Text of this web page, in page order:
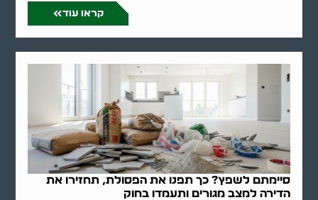
קראו עוד
סיימתם לשפץ? כך תפנו את הפסולת, תחזירו את
הדירה למצב מגורים ותעמדו בחוק